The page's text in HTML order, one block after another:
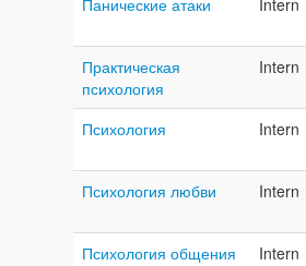
Панические атаки Intern
Практическая
психология
Intern
Психология Intern
Психология любви Intern
Психология общения Intern